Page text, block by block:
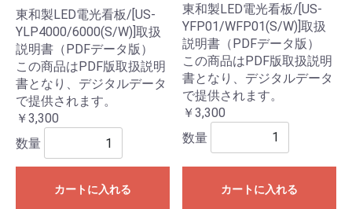
東和製LED電光看板/[US-
YLP4000/6000(S/W)]取扱
説明書（PDFデータ版）
この商品はPDF版取扱説明
書となり、デジタルデータ
で提供されます。
￥3,300
数量
カートに入れる
東和製LED電光看板/[US-
YFP01/WFP01(S/W)]取扱
説明書（PDFデータ版）
この商品はPDF版取扱説明
書となり、デジタルデータ
で提供されます。
￥3,300
数量
カートに入れる